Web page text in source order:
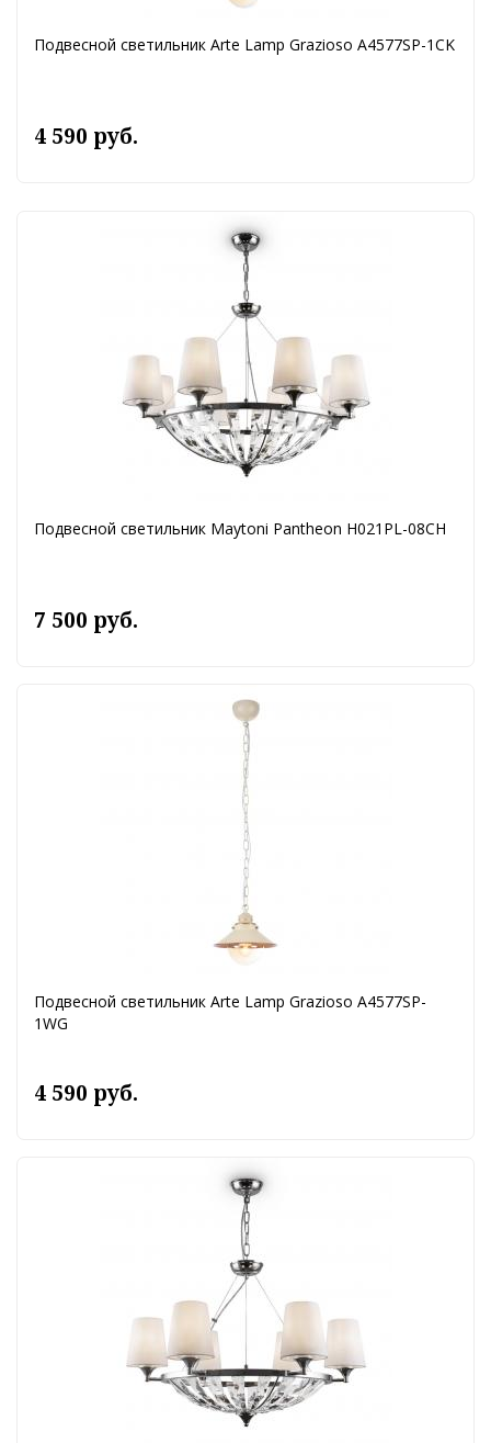
Подвесной светильник Arte Lamp Grazioso A4577SP-1CK
4 590 руб.
Подвесной светильник Maytoni Pantheon H021PL-08CH
7 500 руб.
Подвесной светильник Arte Lamp Grazioso A4577SP-
1WG
4 590 руб.